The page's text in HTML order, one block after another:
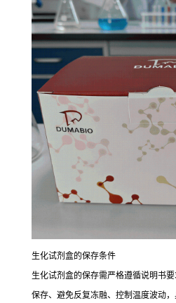
生化试剂盒的保存条件
生化试剂盒的保存需严格遵循说明书
保存、避免反复冻融、控制温度波动，